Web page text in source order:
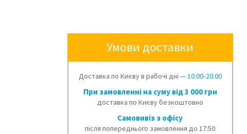
Умови доставки
Доставка по Києву в рабочі дні —10:00‑20:00
При замовленні на суму від 3 000 грн
доставка по Києву безкоштовно
Cамовивіз з офісу
після попереднього замовлення до 17:50